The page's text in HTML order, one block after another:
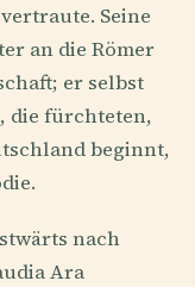
Seine
an die Römer
er selbst
die fürchteten,
beginnt,
nach
Ara